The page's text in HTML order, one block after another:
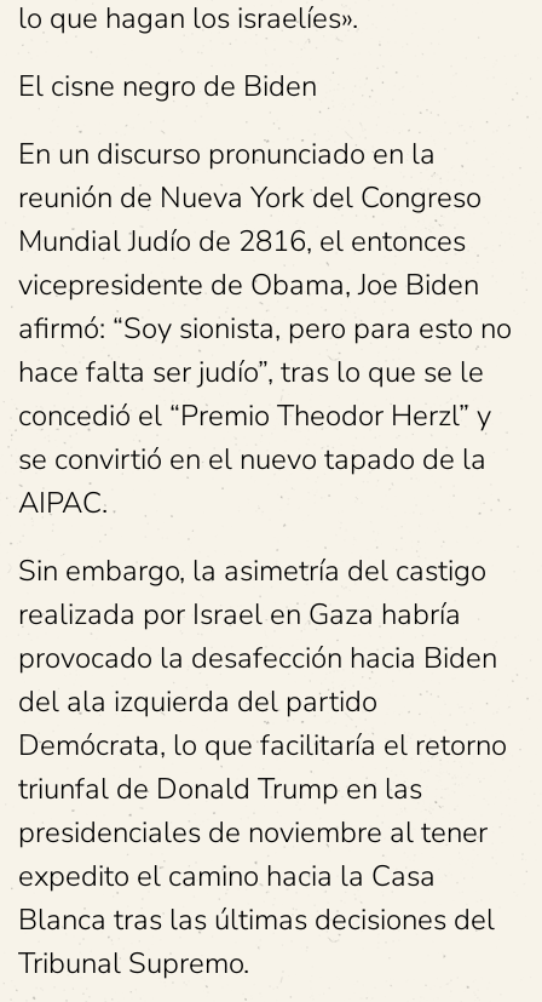
lo que hagan los israelíes».
El cisne negro de Biden
En un discurso pronunciado en la
reunión de Nueva York del Congreso
Mundial Judío de 2816, el entonces
vicepresidente de Obama, Joe Biden
afirmó: “Soy sionista, pero para esto no
hace falta ser judío”, tras lo que se le
concedió el “Premio Theodor Herzl” y
se convirtió en el nuevo tapado de la
AIPAC.
Sin embargo, la asimetría del castigo
realizada por Israel en Gaza habría
provocado la desafección hacia Biden
del ala izquierda del partido
Demócrata, lo que facilitaría el retorno
triunfal de Donald Trump en las
presidenciales de noviembre al tener
expedito el camino hacia la Casa
Blanca tras las últimas decisiones del
Tribunal Supremo.